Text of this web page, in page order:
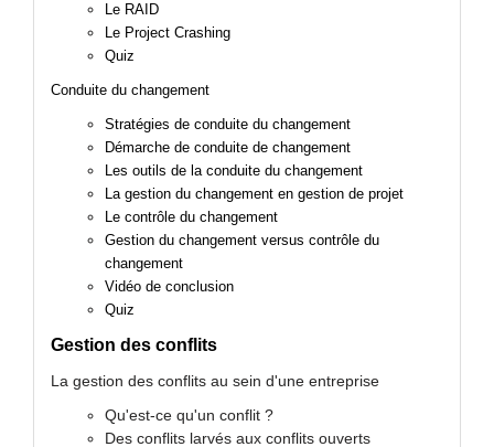
Le RAID
Le ProjectCrashing
Quiz
Conduite du changement
Stratégies de conduite du changement
Démarche de conduite de changement
Les outils de la conduite du changement
La gestion du changement en gestion de projet
Le contrôle du changement
Gestion du changement versus contrôle du
changement
Vidéo de conclusion
Quiz
Gestion des conflits
La gestion des conflits au sein d'une entreprise
Qu'est-ce qu'un conflit ?
Des conflits larvés aux conflits ouverts